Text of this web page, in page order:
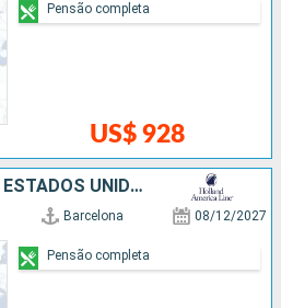
US$ 928
Pensão completa
ESPANHA, MARROCOS, ESTADOS UNIDOS
Barcelona 08/12/2027
Pensão completa